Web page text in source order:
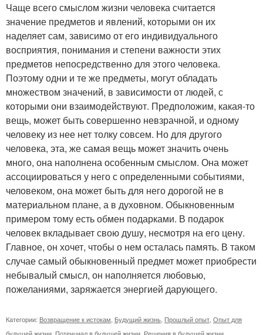
Чаще всего смыслом жизни человека считается
значение предметов и явлений, которыми он их
наделяет сам, зависимо от его индивидуального
восприятия, понимания и степени важности этих
предметов непосредственно для этого человека.
Поэтому одни и те же предметы, могут обладать
множеством значений, в зависимости от людей, с
которыми они взаимодействуют. Предположим, какая-то
вещь, может быть совершенно невзрачной, и одному
человеку из нее нет толку совсем. Но для другого
человека, эта, же самая вещь может значить очень
много, она наполнена особенным смыслом. Она может
ассоциироваться у него с определенными событиями,
человеком, она может быть для него дорогой не в
материальном плане, а в духовном. Обыкновенным
примером тому есть обмен подарками. В подарок
человек вкладывает свою душу, несмотря на его цену.
Главное, он хочет, чтобы о нем осталась память. В таком
случае самый обыкновенный предмет может приобрести
небывалый смысл, он наполняется любовью,
пожеланиями, заряжается энергией дарующего.
Категории: Возвращение к истокам, Будущий жизнь, Прошлый опыт, Опыт для